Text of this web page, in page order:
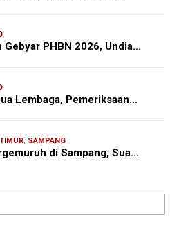
Gebyar PHBN 2026, Undia…
Lembaga, Pemeriksaan…
SAMPANG
di Sampang, Sua…